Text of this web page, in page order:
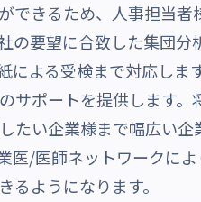
できるため、人事担当
の要望に合致した集団
による受検まで対応し
サポートを提供します
たい企業様まで幅広い
医/医師ネットワークに
るようになります。